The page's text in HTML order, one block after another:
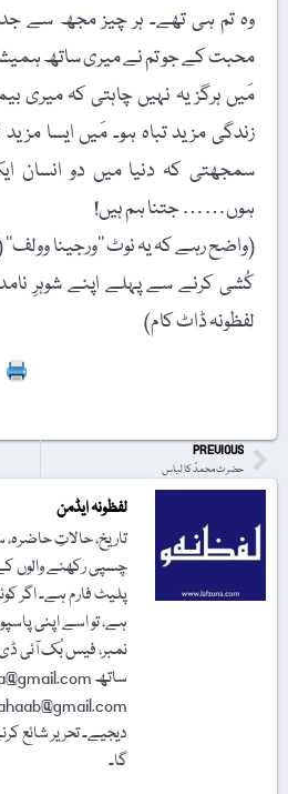
وہ تم ہی تھے۔ ہر چیز مجھ سے
محبت کے جو تم نے میری ساتھ
مَیں ہرگز یہ نہیں چاہتی کہ میری
زندگی مزید تباہ ہو۔ مَیں ایسا
سمجھتی کہ دنیا میں دو انسان
ہوں…… جتنا ہم ہیں!
کُشی کرنے سے پہلے اپنے شوہرِ
لفظونہ ڈاٹ کام)
PREVIOUS
حضرت محمدؐ کا لباس
لفظونہ ایڈمن
تاریخ، حالاتِ
چسپی رکھنے والوں
پلیٹ فارم ہے۔ اگر
ہے، تو اسے اپنی
نمبر، فیس بُک آئی
دیجیے۔ تحریر شائع
گا۔